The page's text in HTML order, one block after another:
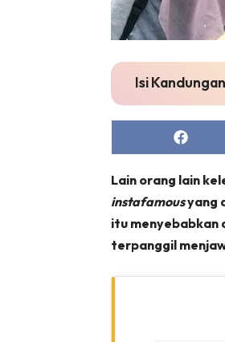
Isi Kandungan
Share
on
Lain orang lain
instafamousyang
itu menyebabkan
terpanggil